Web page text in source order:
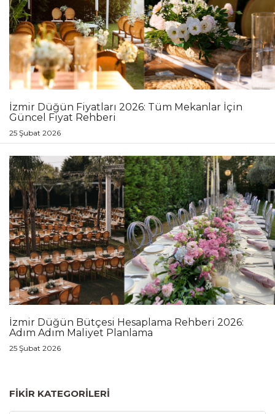
İzmir Düğün Fiyatları 2026: Tüm Mekanlar İçin
Güncel Fiyat Rehberi
25 Şubat 2026
İzmir Düğün Bütçesi Hesaplama Rehberi 2026:
Adım Adım Maliyet Planlama
25 Şubat 2026
FIKIR KATEGORILERI